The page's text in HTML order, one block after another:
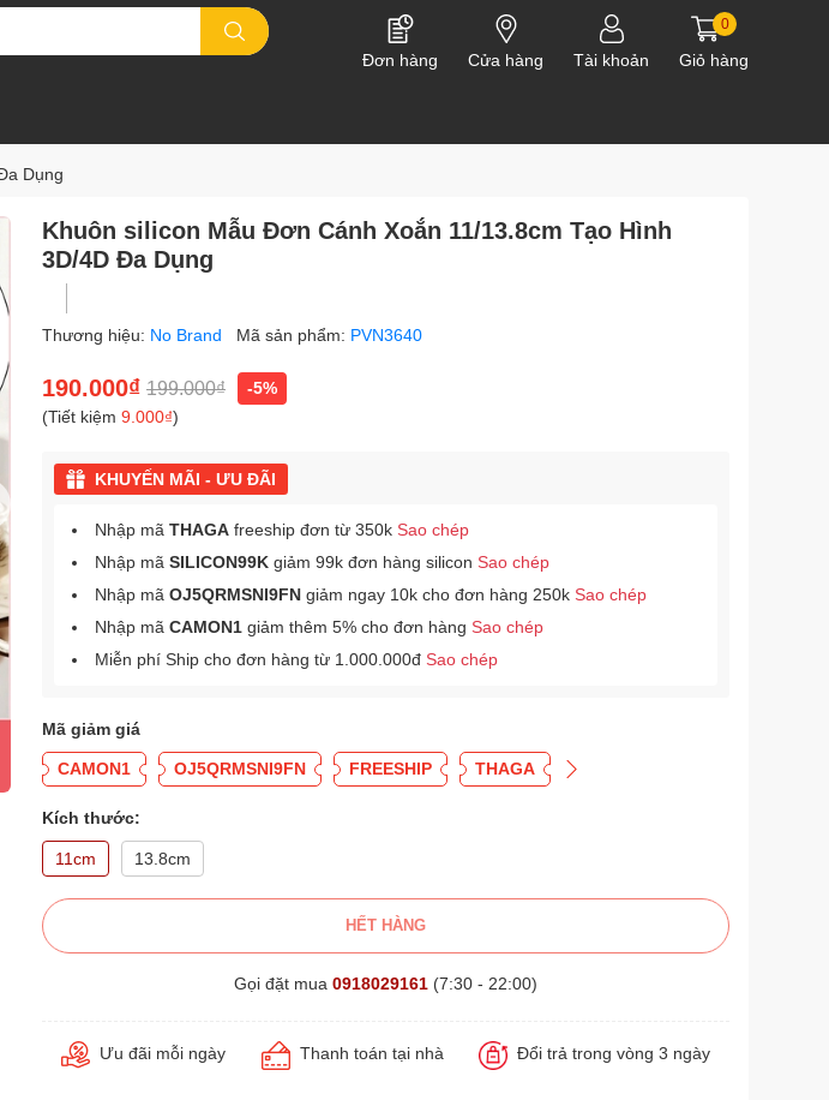
Đơn hàng Cửa hàng Tài khoản
0
Giỏ hàng
Dụng
Khuôn silicon Mẫu Đơn Cánh Xoắn 11/13.8cm Tạo Hình
3D/4D Đa Dụng
Thương hiệu: No Brand Mã sản phẩm: PVN3640
190.000₫ 199.000₫
-5%
(Tiết kiệm 9.000₫)
KHUYẾN MÃI - ƯU ĐÃI
Nhập mã THAGA freeship đơn từ 350k Sao chép
Nhập mã SILICON99K giảm 99k đơn hàng silicon Sao chép
Nhập mã OJ5QRMSNI9FN giảm ngay 10k cho đơn hàng 250k Sao chép
Nhập mã CAMON1 giảm thêm 5% cho đơn hàng Sao chép
Miễn phí Ship cho đơn hàng từ 1.000.000đ Sao chép
Mã giảm giá
CAMON1 OJ5QRMSNI9FN FREESHIP THAGA
Kích thước:
11cm 13.8cm
HẾT HÀNG
Gọi đặt mua 0918029161 (7:30 - 22:00)
Ưu đãi mỗi ngày Thanh toán tại nhà Đổi trả trong vòng 3 ngày